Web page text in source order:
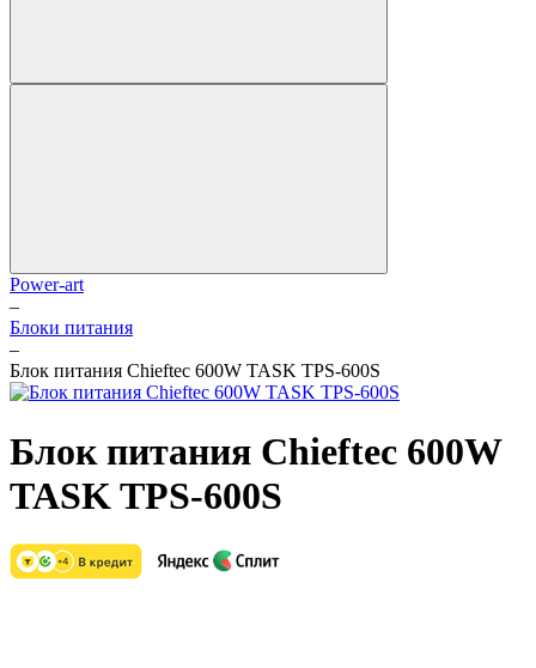
Power-art
–
Блоки питания
–
Блок питания Chieftec 600W TASK TPS-600S
Блок питания Chieftec 600W
TASK TPS-600S